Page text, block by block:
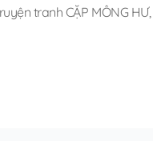
tranh CẶP MÔNG HƯ,